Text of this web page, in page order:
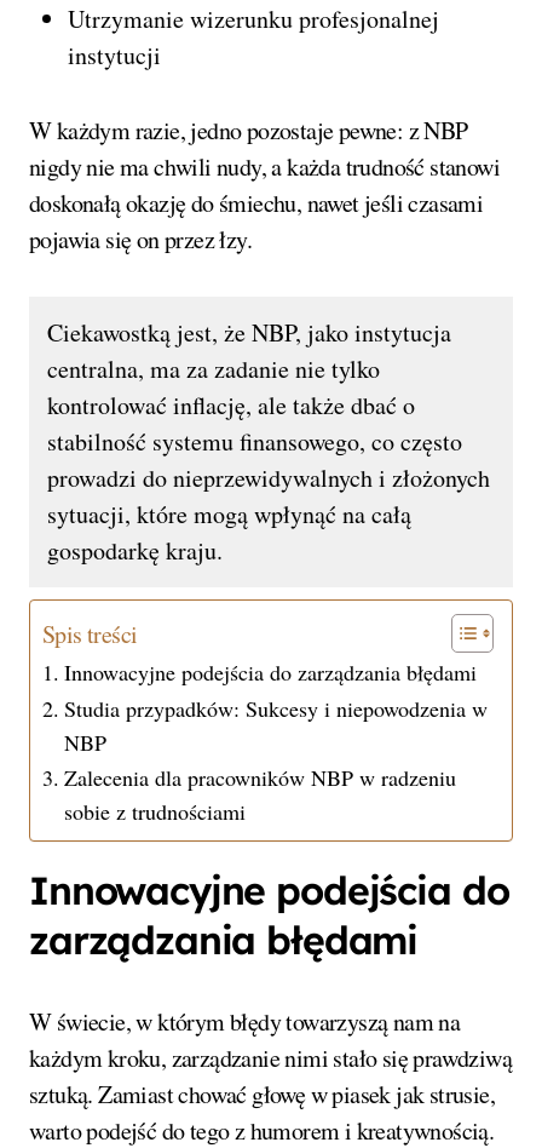
Utrzymanie wizerunku profesjonalnej
instytucji
W każdym razie, jedno pozostaje pewne: z NBP
nigdy nie ma chwili nudy, a każda trudność stanowi
doskonałą okazję do śmiechu, nawet jeśli czasami
pojawia się on przez łzy.
Ciekawostką jest, że NBP, jako instytucja
centralna, ma za zadanie nie tylko
kontrolować inflację, ale także dbać o
stabilność systemu finansowego, co często
prowadzi do nieprzewidywalnych i złożonych
sytuacji, które mogą wpłynąć na całą
gospodarkę kraju.
Spis treści
Innowacyjne podejścia do zarządzania błędami
Studia przypadków: Sukcesy i niepowodzenia w
NBP
Zalecenia dla pracowników NBP w radzeniu
sobie z trudnościami
Innowacyjne podejścia do
zarządzania błędami
W świecie, w którym błędy towarzyszą nam na
każdym kroku, zarządzanie nimi stało się prawdziwą
sztuką. Zamiast chować głowę w piasek jak strusie,
warto podejść do tego z humorem i kreatywnością.